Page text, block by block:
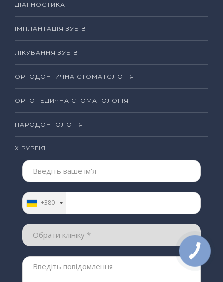
ДІАГНОСТИКА
ІМПЛАНТАЦІЯ ЗУБІВ
ЛІКУВАННЯ ЗУБІВ
ОРТОДОНТИЧНА СТОМАТОЛОГІЯ
ОРТОПЕДИЧНА СТОМАТОЛОГІЯ
ПАРОДОНТОЛОГІЯ
ХІРУРГІЯ
+380